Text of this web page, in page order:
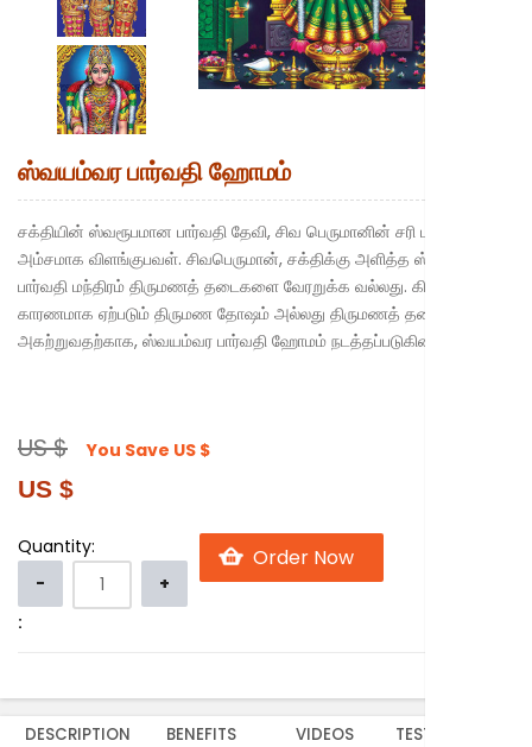
ஸ்வயம்வர பார்வதி ஹோமம்
சக்தியின் ஸ்வரூபமான பார்வதி தேவி, சிவ பெருமானின் சரி பாதி
அம்சமாக விளங்குபவள். சிவபெருமான், சக்திக்கு அளித்த ஸ்வயம்வர
பார்வதி மந்திரம் திருமணத் தடைகளை வேரறுக்க வல்லது. கிரக தோஷம்
காரணமாக ஏற்படும் திருமண தோஷம் அல்லது திருமணத் தடையை
அகற்றுவதற்காக, ஸ்வயம்வர பார்வதி ஹோமம் நடத்தப்படுகின்றது.
US $ You Save US $
US $
Quantity:
:
DESCRIPTION BENEFITS VIDEOS TESTIMONIALS